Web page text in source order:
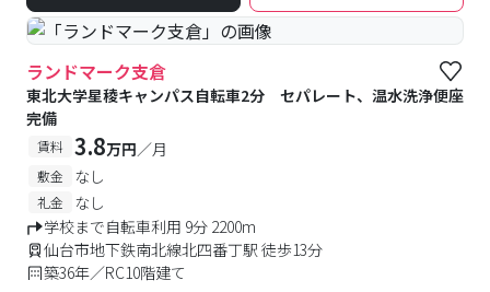
ランドマーク支倉
東北大学星稜キャンパス自転車2分 セパレート、温水洗浄便座
完備
賃料 3.8万円／月
敷金 なし
礼金
なし
学校まで自転車利用 9分 2200m
仙台市地下鉄南北線北四番丁駅 徒歩13分
築36年／RC10階建て